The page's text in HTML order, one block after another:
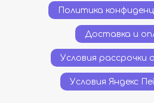
Политика
Доставка и
Условия рассрочки
Условия Яндекс